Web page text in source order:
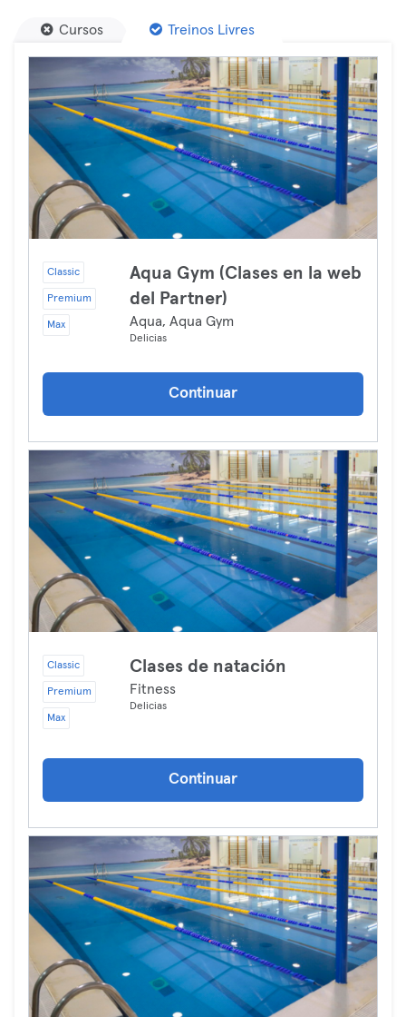
Cursos Treinos Livres
Classic
Premium
Max
Aqua Gym (Clases en la web
del Partner)
Aqua, Aqua Gym
Delicias
Continuar
Classic
Premium
Max
Clases de natación
Fitness
Delicias
Continuar